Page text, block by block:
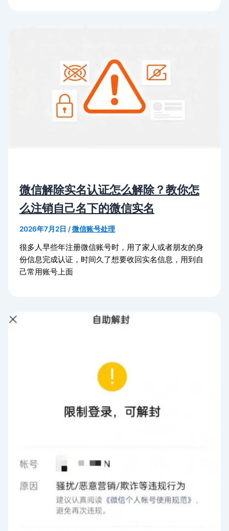
微信解除实名认证怎么解除？教你怎
么注销自己名下的微信实名
2026年7月2日 /微信账号处理
很多人早些年注册微信账号时，用了家人或者朋友的身
份信息完成认证，时间久了想要收回实名信息，用到自
己常用账号上面